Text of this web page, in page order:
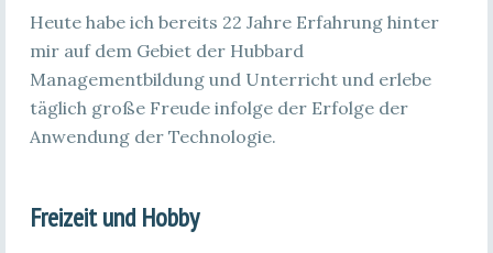
Heute habe ich bereits 22 Jahre Erfahrung hinter
mir auf dem Gebiet der Hubbard
Managementbildung und Unterricht und erlebe
täglich große Freude infolge der Erfolge der
Anwendung der Technologie.
Freizeit und Hobby